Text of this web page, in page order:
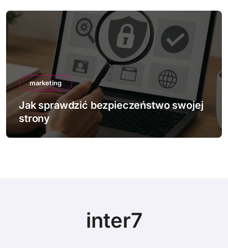
marketing
Jak działa mobile-first indexing
inter7